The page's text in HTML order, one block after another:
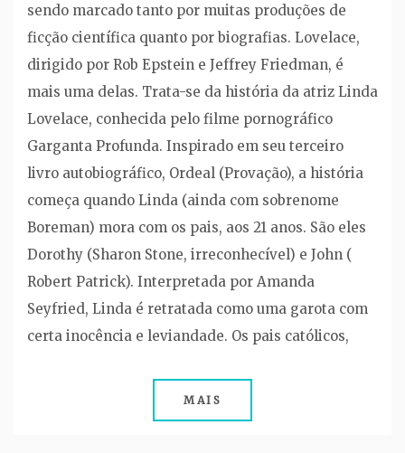
sendo marcado tanto por muitas produções de
ficção científica quanto por biografias. Lovelace,
dirigido por Rob Epstein e Jeffrey Friedman, é
mais uma delas. Trata-se da história da atriz Linda
Lovelace, conhecida pelo filme pornográfico
Garganta Profunda. Inspirado em seu terceiro
livro autobiográfico, Ordeal (Provação), a história
começa quando Linda (ainda com sobrenome
Boreman) mora com os pais, aos 21 anos. São eles
Dorothy (Sharon Stone, irreconhecível) e John (
Robert Patrick). Interpretada por Amanda
Seyfried, Linda é retratada como uma garota com
certa inocência e leviandade. Os pais católicos,
MAIS